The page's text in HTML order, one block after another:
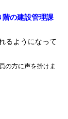
の建設管理課
るようになって
の方に声を掛けま